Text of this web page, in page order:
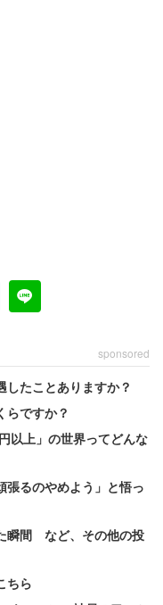
心など全くありませ
は初めて「家族のた
。
どうすればもっと効
上司ともっと上手く
考えるようになりま
いたようで、
sponsored
したことありますか？
らですか？
以上」の世界ってどんな
張るのやめよう」と悟っ
瞬間 など、その他の投
ちら